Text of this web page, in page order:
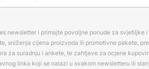
newsletter i primajte povoljne ponude za svjetiljke
sniženja cijena proizvoda ili promotivne pakete,
za suradnju i ankete, te zahtjeve za ocjene
linka koji se nalazi u svakom newsletteru ili